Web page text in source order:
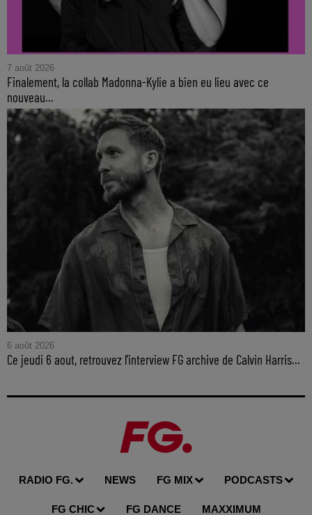
7 août 2026
Finalement, la collab Madonna-Kylie a bien eu lieu avec ce
nouveau...
6 août 2026
Ce jeudi 6 aout, retrouvez l'interview FG archive de Calvin Harris...
RADIO FG. NEWS FG MIX PODCASTS
FG CHIC FG DANCE MAXXIMUM